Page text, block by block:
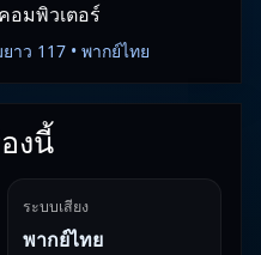
อมพิวเตอร์
าว 117 • พากย์ไทย
งนี้
ระบบเสียง
พากย์ไทย